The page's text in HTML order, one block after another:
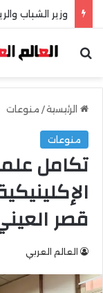
وزير الشباب
بحث عن
الرئيسية/ منوعات
منوعات
تكامل
قصر
العالم العربي